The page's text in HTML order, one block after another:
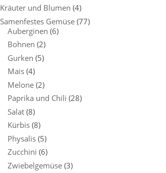
Kräuter und Blumen (4)
Samenfestes Gemüse (77)
Auberginen (6)
Bohnen (2)
Gurken (5)
Mais (4)
Melone (2)
Paprika und Chili (28)
Salat (8)
Kürbis (8)
Physalis (5)
Zucchini (6)
Zwiebelgemüse (3)